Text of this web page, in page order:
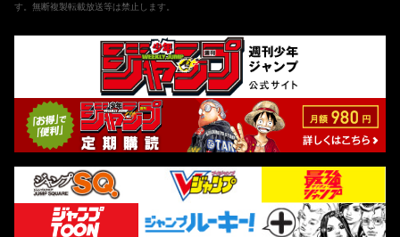
す。無断複製転載放送等は禁止します。